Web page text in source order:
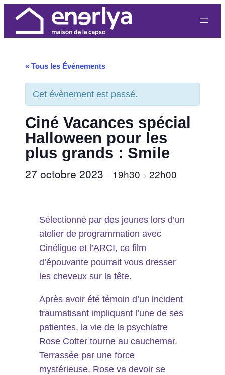
« Tous les Évènements
Cet évènement est passé.
Ciné Vacances spécial
Halloween pour les
plus grands : Smile
27 octobre 2023– 19h30 >22h00
Sélectionné par des jeunes lors d’un
atelier de programmation avec
Cinéligue et l’ARCI, ce film
d’épouvante pourrait vous dresser
les cheveux sur la tête.
Après avoir été témoin d’un incident
traumatisant impliquant l’une de ses
patientes, la vie de la psychiatre
Rose Cotter tourne au cauchemar.
Terrassée par une force
mystérieuse, Rose va devoir se